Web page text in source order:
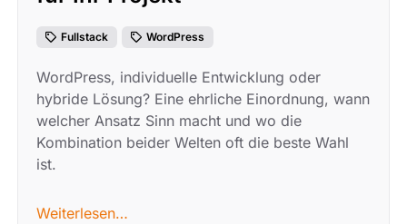
Fullstack WordPress
WordPress, individuelle Entwicklung oder
hybride Lösung? Eine ehrliche Einordnung, wann
welcher Ansatz Sinn macht und wo die
Kombination beider Welten oft die beste Wahl
ist.
Weiterlesen…